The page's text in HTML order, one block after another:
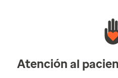
Atención al